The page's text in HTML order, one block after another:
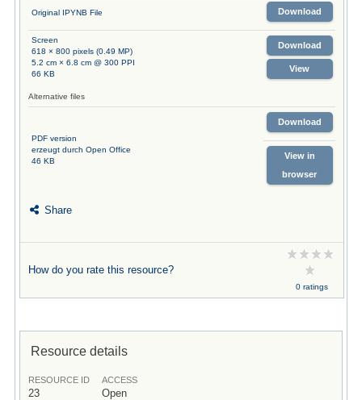
Original IPYNB File Download
Screen
618 × 800 pixels (0.49 MP)
5.2 cm × 6.8 cm @ 300 PPI
66 KB
Download
View
Alternative files
PDF version
erzeugt durch Open Office
46 KB
Download
View in
browser
Share
How do you rate this resource?
0 ratings
Resource details
RESOURCE ID
23
ACCESS
Open